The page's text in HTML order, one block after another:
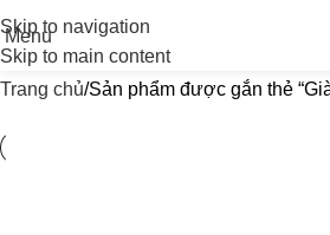
Skip to navigation
Skip to main content
Menu
Trang chủ Sản phẩm được gắn thẻ